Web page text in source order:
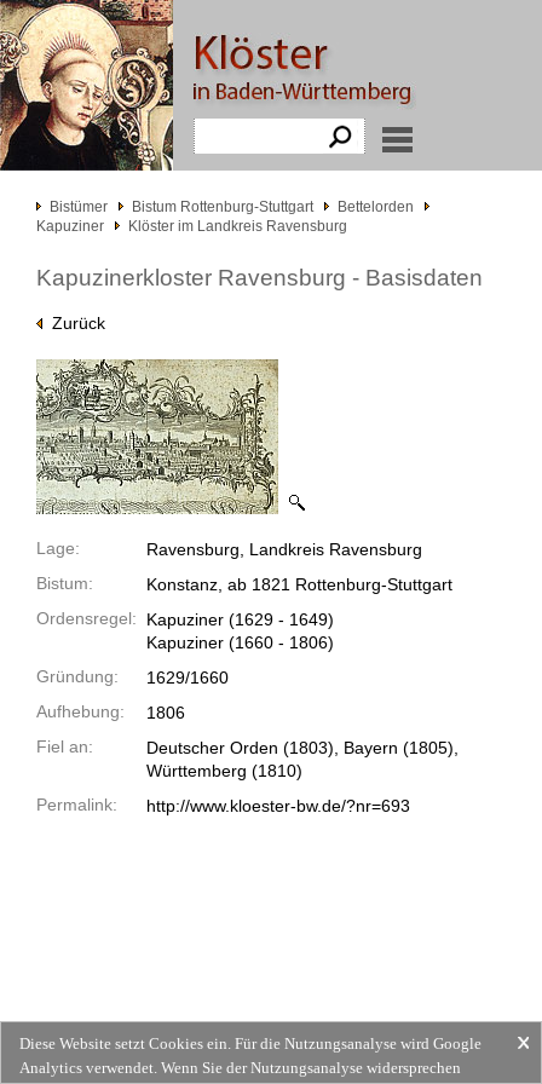
Bistümer Bistum Rottenburg-Stuttgart
Bettelorden
Kapuziner
Klöster im Landkreis Ravensburg
Kapuzinerkloster Ravensburg - Basisdaten
Zurück
Lage:
Ravensburg, Landkreis Ravensburg
Bistum:
Konstanz, ab 1821 Rottenburg-Stuttgart
Ordensregel:
Kapuziner (1629 - 1649)
Kapuziner (1660 - 1806)
Gründung:
1629/1660
Aufhebung:
1806
Fiel an:
Deutscher Orden (1803), Bayern (1805),
Württemberg (1810)
Permalink:
http://www.kloester-bw.de/?nr=693
Diese Website setzt Cookies ein. Für die Nutzungsanalyse wird Google
Analytics verwendet. Wenn Sie der Nutzungsanalyse widersprechen